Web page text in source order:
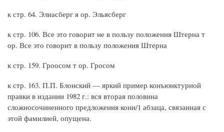
к стр. 64. Элиасберг я ор. Эльясберг
к стр. 106. Все это говорит не в пользу положения Штерна т
ор. Все это говорит в пользу положения Штерна
к стр. 159. Гроосом т ор. Гросом
к стр. 163. П.П. Блонский — яркий пример конъюнктурной
правки в издании 1982 г.: вся вторая половина
сложносочиненного предложения кони/1 абзаца, связанная с
этой фамилией, опущена.